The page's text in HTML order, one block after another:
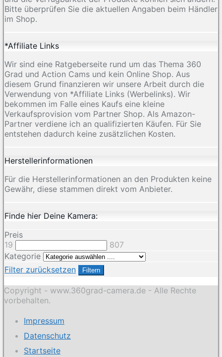
Bitte überprüfen Sie die aktuellen Angaben beim Händler
im Shop.
*Affiliate Links
Wir sind eine Ratgeberseite rund um das Thema 360
Grad und Action Cams und kein Online Shop. Aus
diesem Grund finanzieren wir unsere Arbeit durch die
Verwendung von *Affiliate Links (Werbelinks). Wir
bekommen im Falle eines Kaufs eine kleine
Verkaufsprovision vom Partner Shop. Als Amazon-
Partner verdiene ich an qualifizierten Käufen. Für Sie
entstehen dadurch keine zusätzlichen Kosten.
Herstellerinformationen
Für die Herstellerinformationen an den Produkten keine
Gewähr, diese stammen direkt vom Anbieter.
Finde hier Deine Kamera:
Preis
19
807
Kategorie
Filter zurücksetzen
Filtern
Copyright - www.360grad-camera.de - Alle Rechte
vorbehalten.
Impressum
Datenschutz
Startseite